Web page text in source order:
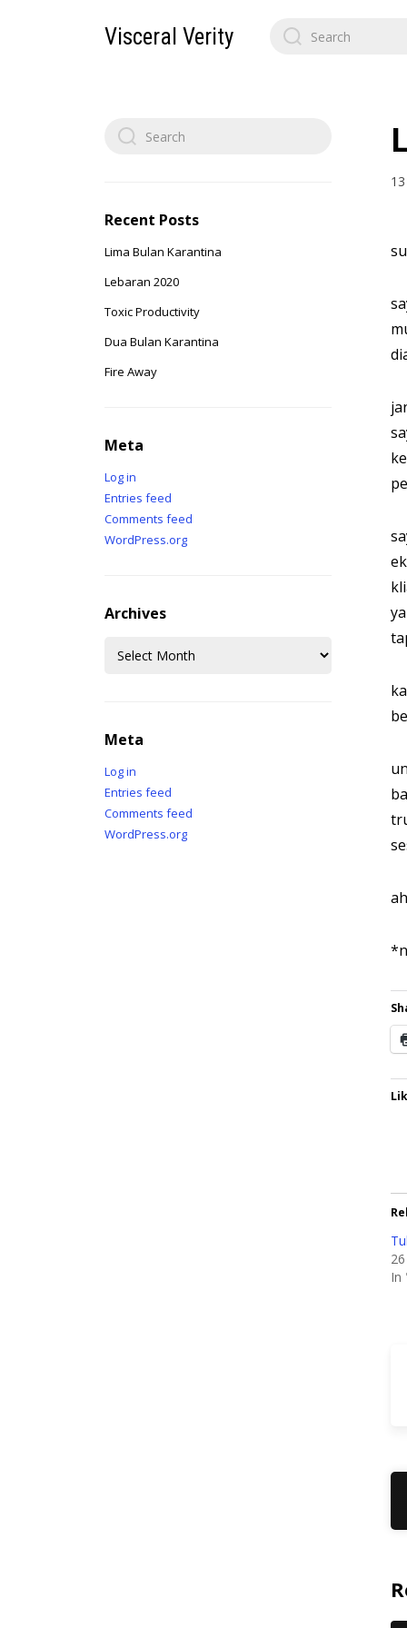
Visceral Verity
Search
for:
In
Search
for:
Recent Posts
Lima Bulan Karantina
Lebaran 2020
Toxic Productivity
Dua Bulan Karantina
Fire Away
Meta
Log in
Entries feed
Comments feed
WordPress.org
Archives
Meta
Log in
Entries feed
Comments feed
WordPress.org